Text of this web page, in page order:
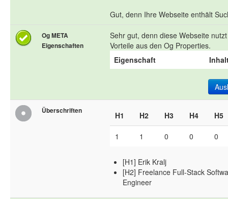
Gut, denn Ihre Webseite enthält
Og META
Eigenschaften
Sehr gut, denn diese Webseite
Vorteile aus den Og Properties.
Eigenschaft
Überschriften H1 H2 H3 H4 H5
1 1 0 0 0
[H1] Erik Kralj
[H2] Freelance Full-Stack
Engineer